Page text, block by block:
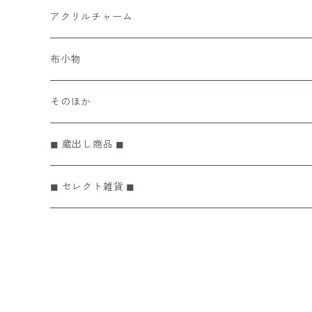
レターセット
マスキングテープ
ぽち袋
メモ帳 / リフィル
アクリルチャーム
布小物
そのほか
◼︎ 蔵出し商品 ◼︎
◼︎ セレクト雑貨 ◼︎